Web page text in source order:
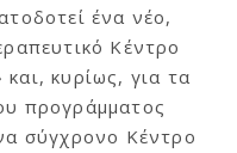
ένα νέο,
Κέντρο
κυρίως, για τα
προγράμματος
σύγχρονο Κέντρο